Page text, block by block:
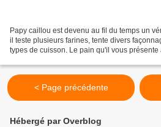
Papy caillou est devenu au fil du temps un
il teste plusieurs farines, tente divers
types de cuisson. Le pain qu'il vous
< Page précédente
Hébergé par Overblog